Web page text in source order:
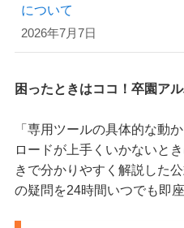
について
2026年7月7日
困ったときはココ！卒園ア
「専用ツールの具体的な動
ロードが上手くいかないと
きで分かりやすく解説した
の疑問を24時間いつでも即